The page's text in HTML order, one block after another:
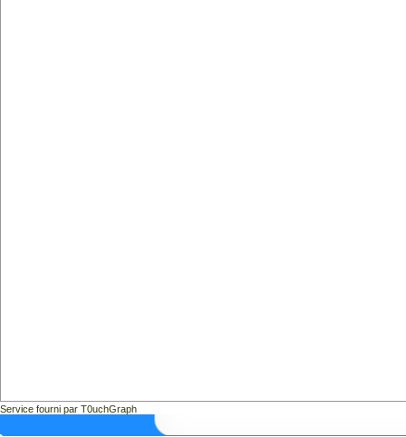
Service fourni par T0uchGraph